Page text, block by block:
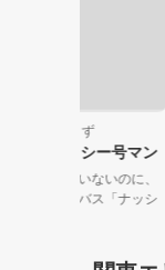
千葉県|着ぐるま～ず
しろい循環ナッシー号
誰からも頼まれていないの
千葉県白井市循環バス「ナ